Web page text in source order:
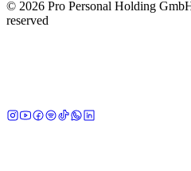
© 2026 Pro Personal Holding
reserved